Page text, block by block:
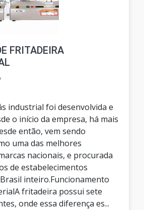
FRITADEIRA
industrial foi desenvolvida e
o início da empresa, há mais
então, vem sendo
uma das melhores
nacionais, e procurada
de estabelecimentos
inteiro.Funcionamento
fritadeira possui sete
onde essa diferença es...